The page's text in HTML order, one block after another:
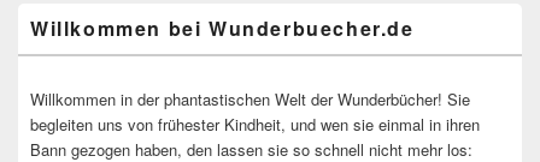
Willkommen bei Wunderbuecher.de
Willkommen in der phantastischen Welt der Wunderbücher! Sie
begleiten uns von frühester Kindheit, und wen sie einmal in ihren
Bann gezogen haben, den lassen sie so schnell nicht mehr los: